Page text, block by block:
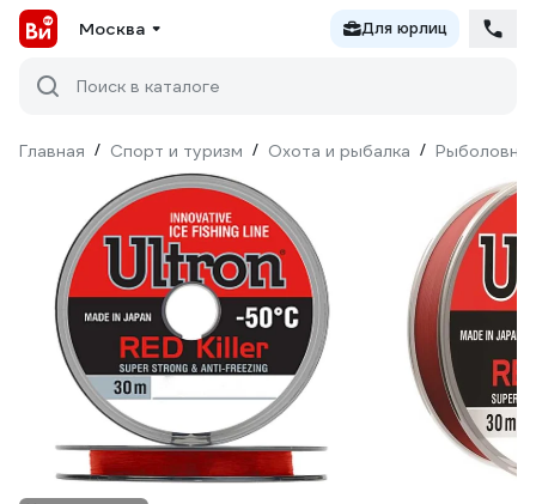
Москва Для юрлиц
Поиск в каталоге
Главная / Спорт и туризм / Охота и рыбалка /